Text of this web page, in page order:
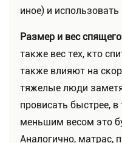
иное) и
Размер и вес
также вес тех, кто
также влияют на
тяжелые люди
провисать быстрее,
меньшим весом это
Аналогично, матрас,